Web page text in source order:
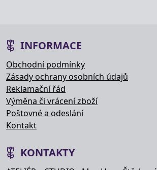
INFORMACE
Obchodní podmínky
Zásady ochrany osobních údajů
Reklamační řád
Výměna či vrácení zboží
Poštovné a odeslání
Kontakt
KONTAKTY